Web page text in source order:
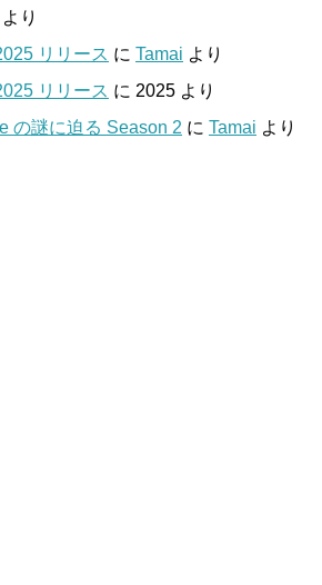
より
リリース に Tamai より
リリース に 2025 より
の謎に迫る Season 2 に Tamai より